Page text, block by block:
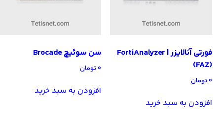
فورتی آنالایزر | FortiAnalyzer
(FAZ)
تومان
افزودن به سبد خرید
سن سوئیچ Brocade
تومان
افزودن به سبد خرید